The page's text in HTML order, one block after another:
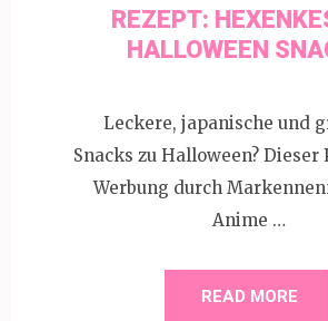
REZEPT:
HALLOWEEN
Leckere, japanische und
Snacks zu Halloween? Dieser
Werbung durch
Anime …
READ MORE